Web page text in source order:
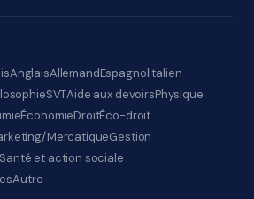
AnglaisAllemandEspagnolItalien
SVTAide aux devoirsPhysique
ÉconomieDroitÉco-droit
MercatiqueGestion
Santé et action sociale
Autre